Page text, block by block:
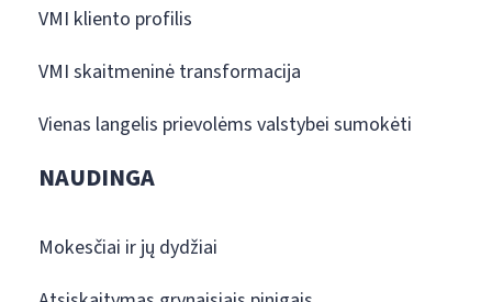
VMI kliento profilis
VMI skaitmeninė transformacija
Vienas langelis prievolėms valstybei sumokėti
NAUDINGA
Mokesčiai ir jų dydžiai